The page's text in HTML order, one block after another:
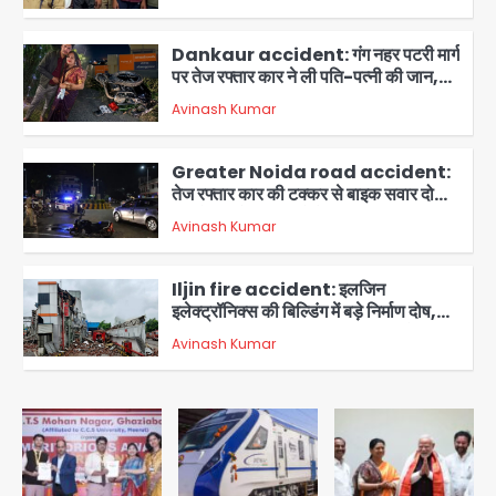
2
गिरफ्तार, 98 मोबाइल और 450 पार्ट्स बरामद
3
Dankaur accident: गंग नहर पटरी मार्ग
पर तेज रफ्तार कार ने ली पति-पत्नी की जान,
गांव में मातम
Avinash Kumar
4
Greater Noida road accident:
तेज रफ्तार कार की टक्कर से बाइक सवार दो
युवकों की मौत, परिवारों में मातम
Avinash Kumar
5
Iljin fire accident: इलजिन
इलेक्ट्रॉनिक्स की बिल्डिंग में बड़े निर्माण दोष,
कंक्रीट बीम तिरछा; पीडब्ल्यूडी ऑडिट में
चौंकाने वाला खुलासा
Avinash Kumar
1
Minor daughter abuse case in
Noida: 7 साल की मासूम बेटी के साथ
अश्लील हरकत करने वाले पिता को मां ने रंगेहाथ
पकड़ा, पुलिस ने किया गिरफ्तार
Avinash Kumar